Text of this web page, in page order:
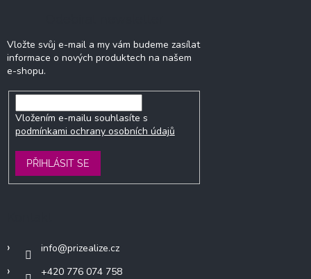
Vložte svůj e-mail a my vám budeme zasílat
informace o nových produktech na našem
e-shopu.
Vložením e-mailu souhlasíte s
podmínkami ochrany osobních údajů
PŘIHLÁSIT SE
info@prizealize.cz
+420 776 074 758